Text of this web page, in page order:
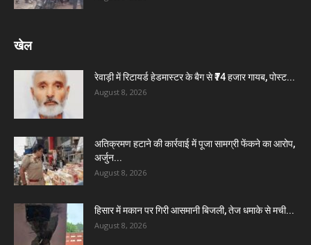
खेल
रेवाड़ी में रिटायर्ड हेडमास्टर के बैग से ₹74 हजार गायब, पोस्ट...
August 8, 2026
अतिक्रमण हटाने की कार्रवाई में पूजा सामग्री फेंकने का आरोप,
अर्जुन...
August 8, 2026
हिसार में मकान पर गिरी आसमानी बिजली, तेज धमाके से मची...
August 8, 2026